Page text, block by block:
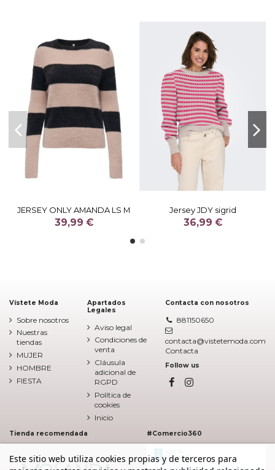
JERSEY ONLY AMANDA LS M
39,99 €
Jersey JDY sigrid
36,99 €
Vístete Moda
Sobre nosotros
Nuestras
tiendas
MUJER
HOMBRE
FIESTA
Apartados
Legales
Aviso legal
Condiciones de
venta
Cláusula
adicional de
RGPD
Política de
cookies
Inicio
Contacta con nosotros
881150650
contacta@vistetemoda.com
Contacta
Follow us
Este sitio web utiliza cookies propias y de terceros para
Tienda recomendada #Comercio360